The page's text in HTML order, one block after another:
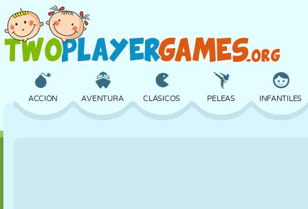
ACCIÓN AVENTURA CLÁSICOS PELEAS INFANTILES